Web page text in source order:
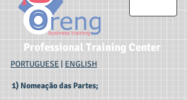
Professional Training Center
PORTUGUESE ENGLISH
1) Nomeação das Partes;